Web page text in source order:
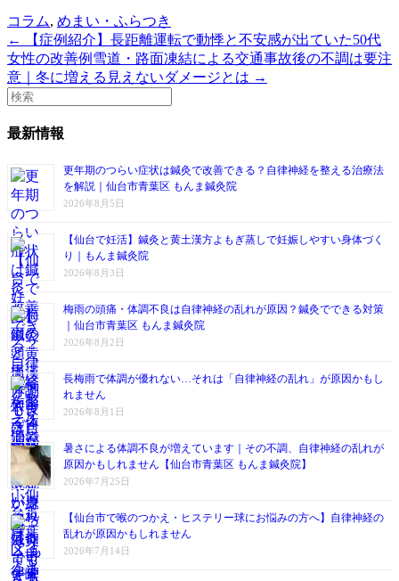
コラム, めまい・ふらつき
← 【症例紹介】長距離運転で動悸と不安感が出ていた50代
女性の改善例 雪道・路面凍結による交通事故後の不調は要注
意｜冬に増える見えないダメージとは →
最新情報
更年期のつらい症状は鍼灸で改善できる？自律神経を整える治療法
を解説｜仙台市青葉区 もんま鍼灸院
2026年8月5日
【仙台で妊活】鍼灸と黄土漢方よもぎ蒸しで妊娠しやすい身体づく
り｜もんま鍼灸院
2026年8月3日
梅雨の頭痛・体調不良は自律神経の乱れが原因？鍼灸でできる対策
｜仙台市青葉区 もんま鍼灸院
2026年8月2日
長梅雨で体調が優れない…それは「自律神経の乱れ」が原因かもし
れません
2026年8月1日
暑さによる体調不良が増えています｜その不調、自律神経の乱れが
原因かもしれません【仙台市青葉区 もんま鍼灸院】
2026年7月25日
【仙台市で喉のつかえ・ヒステリー球にお悩みの方へ】自律神経の
乱れが原因かもしれません
2026年7月14日